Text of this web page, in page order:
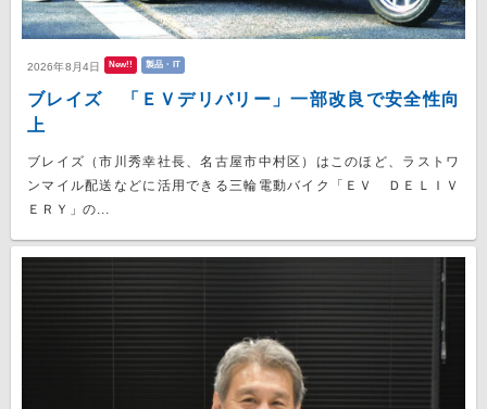
2026年8月4日 New!! 製品・IT
ブレイズ 「ＥＶデリバリー」一部改良で安全性向
上
ブレイズ（市川秀幸社長、名古屋市中村区）はこのほど、ラストワ
ンマイル配送などに活用できる三輪電動バイク「ＥＶ ＤＥＬＩＶ
ＥＲＹ」の...